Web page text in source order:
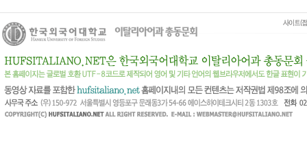
방문자(52.^.^.241)님
방문자(98.^.^.43)님
방문자
님
방문자(65.^.^.154)님
방문자(44.^.^.142) 님
방문자(52.^.^.217)님
방문자(52.^.^.130)님
방문자(98.^.^.183)님